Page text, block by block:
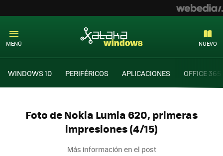
MENÚ NUEVO
WINDOWS 10 PERIFÉRICOS APLICACIONES OFFICE 365
Foto de Nokia Lumia 620, primeras
impresiones (4/15)
Más información en el post